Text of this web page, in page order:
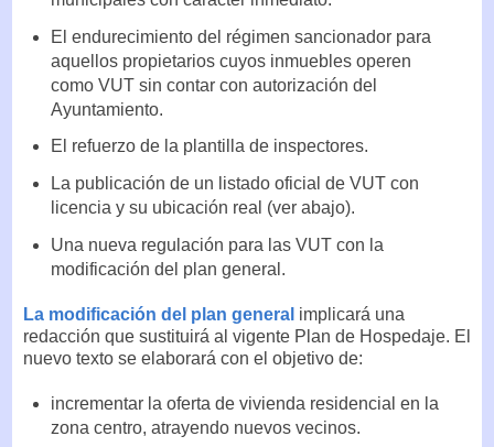
El endurecimiento del régimen sancionador para
aquellos propietarios cuyos inmuebles operen
como VUT sin contar con autorización del
Ayuntamiento.
El refuerzo de la plantilla de inspectores.
La publicación de un listado oficial de VUT con
licencia y su ubicación real (ver abajo).
Una nueva regulación para las VUT con la
modificación del plan general.
La modificación del plan general implicará una
redacción que sustituirá al vigente Plan de Hospedaje. El
nuevo texto se elaborará con el objetivo de:
incrementar la oferta de vivienda residencial en la
zona centro, atrayendo nuevos vecinos.